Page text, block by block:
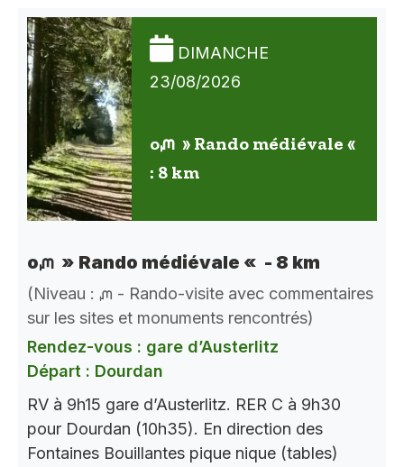
DIMANCHE
23/08/2026
oᘻ » Rando médiévale «
: 8 km
oᘻ » Rando médiévale « - 8 km
(Niveau : ᘻ - Rando-visite avec commentaires
sur les sites et monuments rencontrés)
Rendez-vous : gare d’Austerlitz
Départ : Dourdan
RV à 9h15 gare d’Austerlitz. RER C à 9h30
pour Dourdan (10h35). En direction des
Fontaines Bouillantes pique nique (tables)